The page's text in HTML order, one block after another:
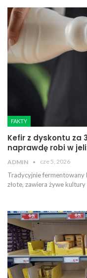
FAKTY
Kefir z dyskontu za
naprawdę robi w
ADMIN cze 5, 2026
Tradycyjnie fermentowany
złote, zawiera żywe